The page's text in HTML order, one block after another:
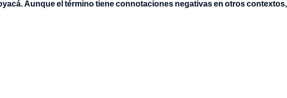
Aunque el término tiene connotaciones negativas en otros